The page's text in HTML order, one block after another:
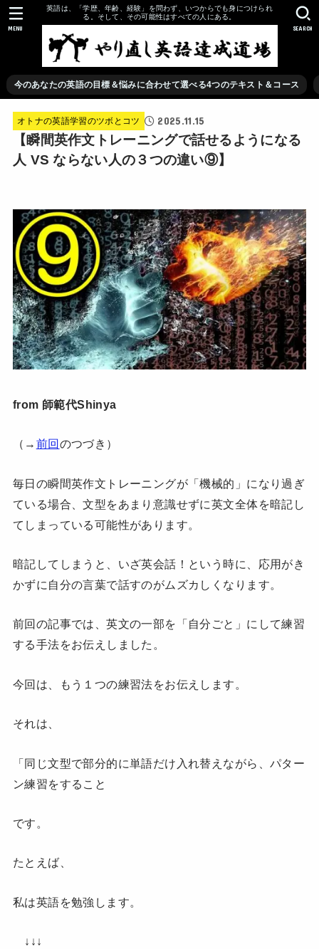
英語は、「学歴、年齢、経験」を問わず、いつからでも身につけられ
る。そして、その可能性はすべての人にある。
今のあなたの英語の目標＆悩みに合わせて選べる4つのテキスト＆コース
SEARCH
MENU
オトナの英語学習のツボとコツ 2025.11.15
【瞬間英作文トレーニングで話せるようになる
人 VS ならない人の３つの違い⑨】
from 師範代Shinya
（→ 前回 のつづき）
毎日の瞬間英作文トレーニングが「機械的」になり過ぎ
ている場合、文型をあまり意識せずに英文全体を暗記し
てしまっている可能性があります。
暗記してしまうと、いざ英会話！という時に、応用がき
かずに自分の言葉で話すのがムズカしくなります。
前回の記事では、英文の一部を「自分ごと」にして練習
する手法をお伝えしました。
今回は、もう１つの練習法をお伝えします。
それは、
「同じ文型で部分的に単語だけ入れ替えながら、パター
ン練習をすること
です。
たとえば、
私は英語を勉強します。
↓↓↓